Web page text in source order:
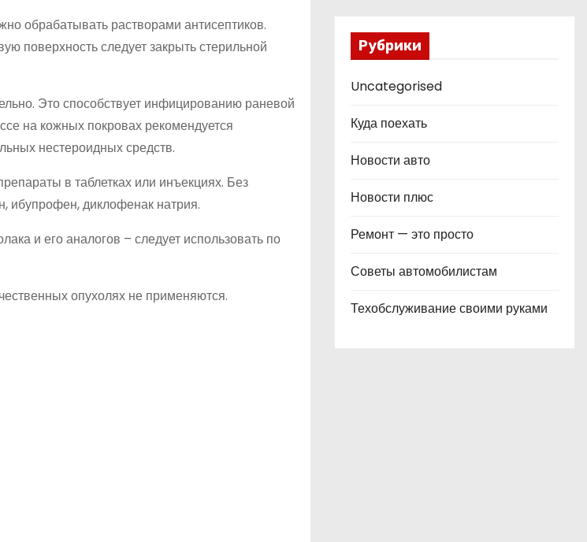
обрабатывать растворами антисептиков.
поверхность следует закрыть стерильной
Это способствует инфицированию раневой
на кожных покровах рекомендуется
нестероидных средств.
в таблетках или инъекциях. Без
ибупрофен, диклофенак натрия.
и его аналогов – следует использовать по
опухолях не применяются.
Рубрики
Uncategorised
Куда поехать
Новости авто
Новости плюс
Ремонт — это просто
Советы автомобилистам
Техобслуживание своими руками